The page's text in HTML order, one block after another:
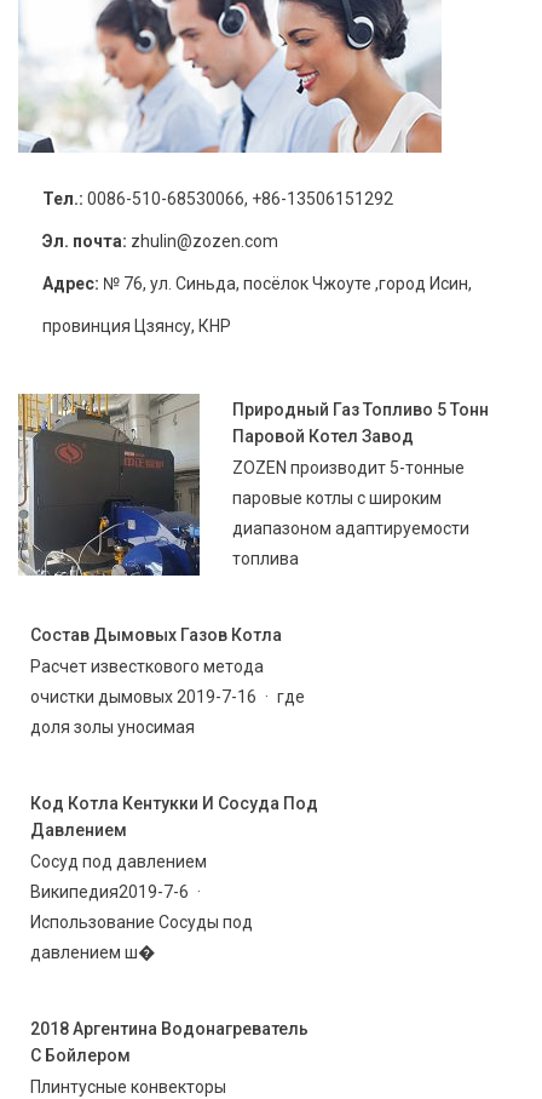
Тел.: 0086-510-68530066, +86-13506151292
Эл. почта: zhulin@zozen.com
Адрес: № 76, ул. Синьда, посёлок Чжоуте ,город Исин,
провинция Цзянсу, КНР
Природный Газ Топливо 5 Тонн
Паровой Котел Завод
ZOZEN производит 5-тонные
паровые котлы с широким
диапазоном адаптируемости
топлива
Состав Дымовых Газов Котла
Расчет известкового метода
очистки дымовых 2019-7-16 · где
доля золы уносимая
Код Котла Кентукки И Сосуда Под
Давлением
Сосуд под давлением
Википедия2019-7-6 ·
Использование Сосуды под
давлением ш�
2018 Аргентина Водонагреватель
С Бойлером
Плинтусные конвекторы